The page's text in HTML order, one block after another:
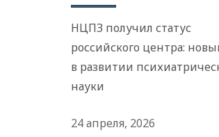
НЦПЗ получил статус
российского центра:
в развитии
науки
24 апреля, 2026